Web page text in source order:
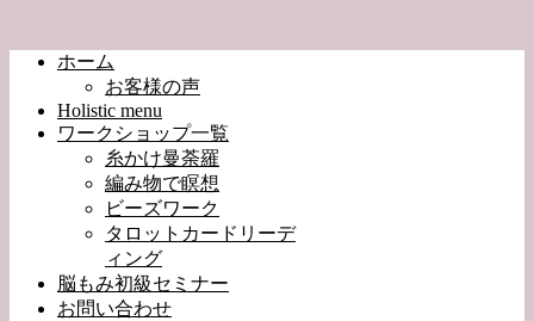
ホーム
お客様の声
Holistic menu
ワークショップ一覧
糸かけ曼荼羅
編み物で瞑想
ビーズワーク
タロットカードリーデ
ィング
脳もみ初級セミナー
お問い合わせ